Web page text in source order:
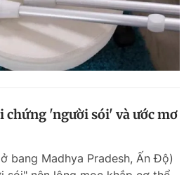
chứng 'người sói' và ước mơ
bang Madhya Pradesh, Ấn Độ)